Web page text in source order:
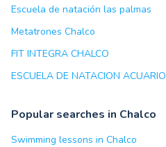
Escuela de natación las palmas
Metatrones Chalco
FIT INTEGRA CHALCO
ESCUELA DE NATACION ACUARIO
Popular searches in Chalco
Swimming lessons in Chalco